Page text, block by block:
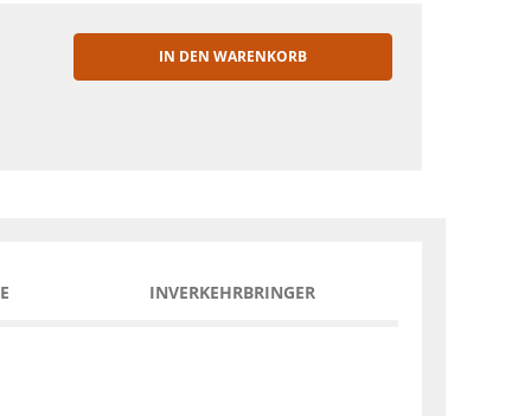
IN DEN WARENKORB
INVERKEHRBRINGER